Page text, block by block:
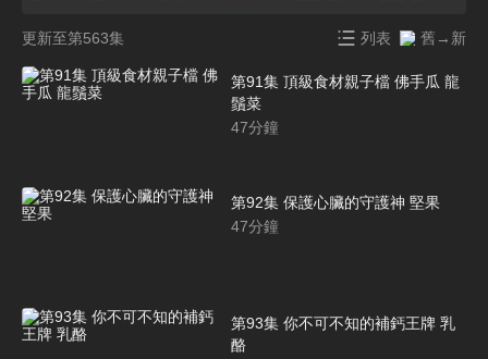
更新至第563集 列表 舊→新
第91集 頂級食材親子檔 佛手瓜 龍
鬚菜
47分鐘
第92集 保護心臟的守護神 堅果
47分鐘
第93集 你不可不知的補鈣王牌 乳
酪